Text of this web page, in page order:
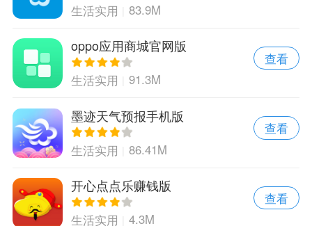
生活实用 83.9M
oppo应用商城官网版
生活实用 91.3M
查看
墨迹天气预报手机版
生活实用 86.41M
查看
开心点点乐赚钱版
生活实用 4.3M
查看